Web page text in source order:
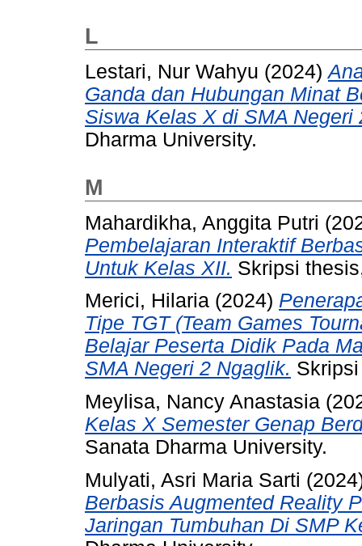
L
Lestari, Nur Wahyu (2024)
Ganda dan Hubungan Minat
Siswa Kelas X di SMA Negeri
Dharma University.
M
Mahardikha, Anggita Putri
Pembelajaran Interaktif
Untuk Kelas XII. Skripsi
Merici, Hilaria (2024)
Tipe TGT (Team Games
Belajar Peserta Didik Pada
SMA Negeri 2 Ngaglik.
Meylisa, Nancy Anastasia
Kelas X Semester Genap
Sanata Dharma University.
Mulyati, Asri Maria Sarti
Berbasis Augmented Reality
Jaringan Tumbuhan Di SMP